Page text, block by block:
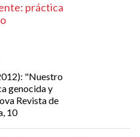
práctica
"Nuestro
genocida y
Revista de
10